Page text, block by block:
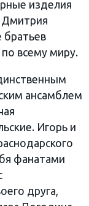
изделия
Дмитрия
братьев
всему миру.
ансамблем
Игорь и
фанатами
друга,